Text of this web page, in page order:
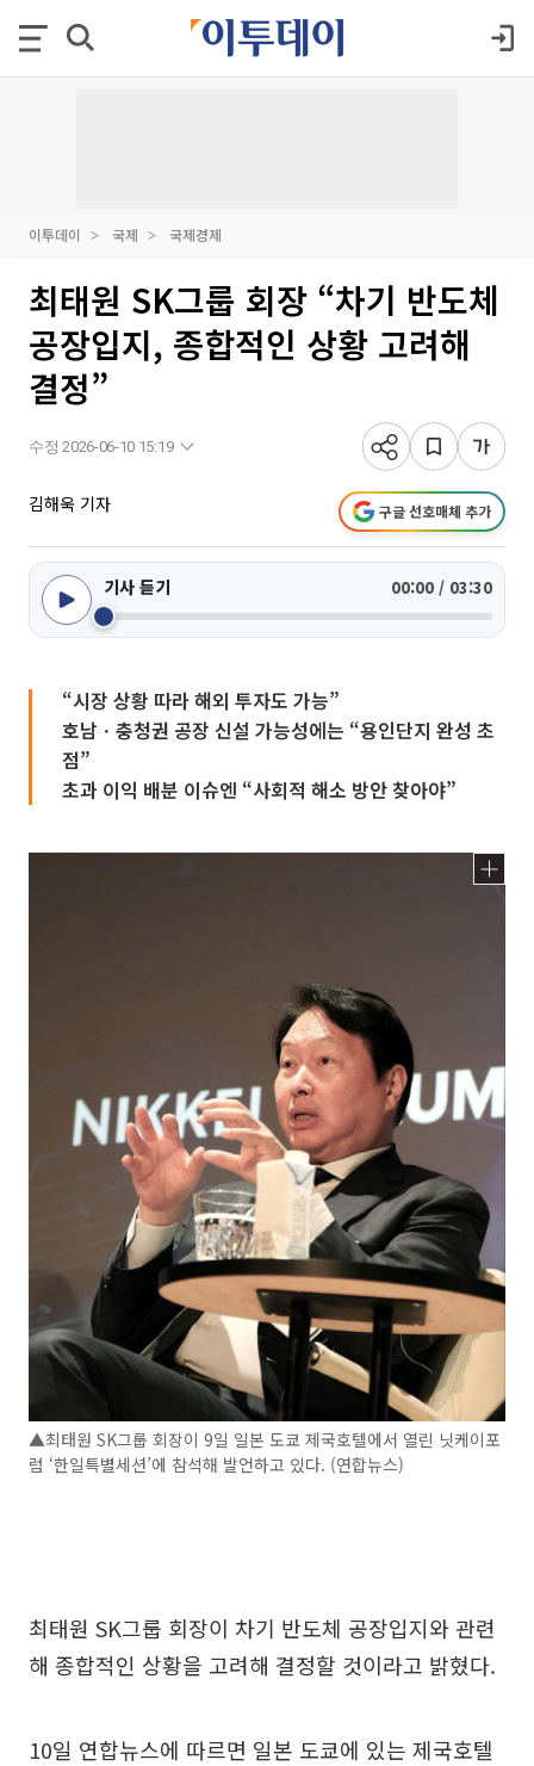
이투데이 국제 국제경제
최태원 SK그룹 회장 “차기 반도체
공장입지, 종합적인 상황 고려해
결정”
수정 2026-06-10 15:19
김해욱 기자 구글 선호매체 추가
기사 듣기 00:00 / 03:30
“시장 상황 따라 해외 투자도 가능”
호남ㆍ충청권 공장 신설 가능성에는 “용인단지 완성 초
점”
초과 이익 배분 이슈엔 “사회적 해소 방안 찾아야”
▲최태원 SK그룹 회장이 9일 일본 도쿄 제국호텔에서 열린 닛케이포
럼 ‘한일특별세션’에 참석해 발언하고 있다. (연합뉴스)
최태원 SK그룹 회장이 차기 반도체 공장입지와 관련
해 종합적인 상황을 고려해 결정할 것이라고 밝혔다.
10일 연합뉴스에 따르면 일본 도쿄에 있는 제국호텔